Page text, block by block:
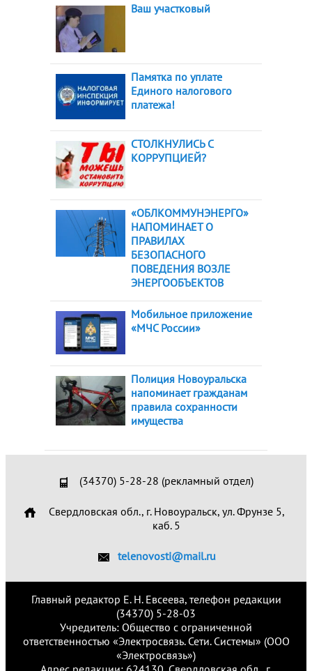
Ваш участковый
Памятка по уплате
Единого налогового
платежа!
СТОЛКНУЛИСЬ С
КОРРУПЦИЕЙ?
«ОБЛКОММУНЭНЕРГО»
НАПОМИНАЕТ О
ПРАВИЛАХ
БЕЗОПАСНОГО
ПОВЕДЕНИЯ ВОЗЛЕ
ЭНЕРГООБЪЕКТОВ
Мобильное приложение
«МЧС России»
Полиция Новоуральска
напоминает гражданам
правила сохранности
имущества
(34370) 5-28-28 (рекламный отдел)
Свердловская обл., г. Новоуральск, ул. Фрунзе 5,
каб. 5
telenovosti@mail.ru
Главный редактор Е. Н. Евсеева, телефон редакции
(34370) 5-28-03
Учредитель: Общество с ограниченной
ответственностью «Электросвязь. Сети. Системы» (ООО
«Электросвязь»)